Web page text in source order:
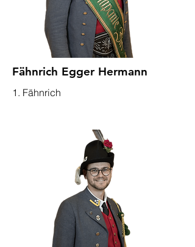
Fähnrich Egger Hermann
1. Fähnrich